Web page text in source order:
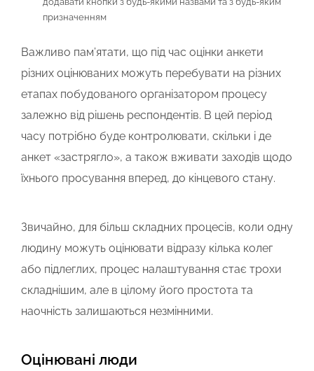
призначенням
Важливо пам’ятати, що під час оцінки анкети
різних оцінюваних можуть перебувати на різних
етапах побудованого організатором процесу
залежно від рішень респондентів. В цей період
часу потрібно буде контролювати, скільки і де
анкет «застрягло», а також вживати заходів щодо
їхнього просування вперед, до кінцевого стану.
Звичайно, для більш складних процесів, коли одну
людину можуть оцінювати відразу кілька колег
або підлеглих, процес налаштування стає трохи
складнішим, але в цілому його простота та
наочність залишаються незмінними.
Оцінювані люди